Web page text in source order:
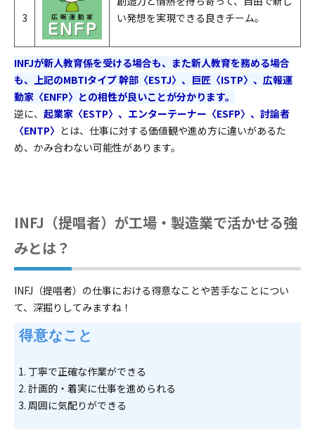
3
い発想を実現できる良きチーム。
INFJが新人教育係を受ける場合も、また新人教育を務める場合
も、上記のMBTIタイプ 幹部〈ESTJ〉、巨匠〈ISTP〉、広報運
動家〈ENFP〉との相性が良いことが分かります。
逆に、 起業家〈ESTP〉、エンターテーナー〈ESFP〉、討論者
〈ENTP〉 とは、仕事に対する価値観や進め方に違いがあるた
め、かみ合わない可能性があります。
INFJ（提唱者）が工場・製造業で活かせる強
みとは？
INFJ（提唱者）の仕事における得意なことや苦手なことについ
て、深掘りしてみますね！
得意なこと
丁寧で正確な作業ができる
計画的・着実に仕事を進められる
周囲に気配りができる